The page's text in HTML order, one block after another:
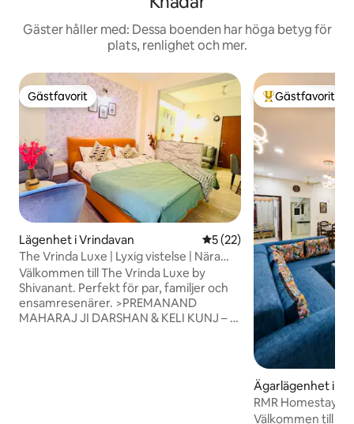
Gäster håller med: Dessa boenden har höga betyg för
plats, renlighet och mer.
Gästfavorit
Gästfavorit
Lägenhet i Vrindavan 5 av 5 i genomsnittligt
5 (22)
The Vrinda Luxe | Lyxig vistelse | Nära
Prem Mandir
Välkommen till The Vrinda Luxe by
Shivanant. Perfekt för par, familjer och
ensamresenärer. >PREMANAND
MAHARAJ JI DARSHAN & KELI KUNJ – 5
Populär
Gästfavorit
Ägarlägenhet i
RMR Homestays
Prem Mandir
Välkommen till